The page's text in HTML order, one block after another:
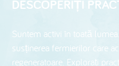
DESCOPERIȚI
Suntem activi în toată
susținerea fermierilor care
regeneratoare. Explorați